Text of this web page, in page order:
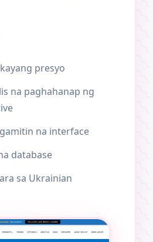
presyo
na paghahanap ng
na interface
database
sa Ukrainian